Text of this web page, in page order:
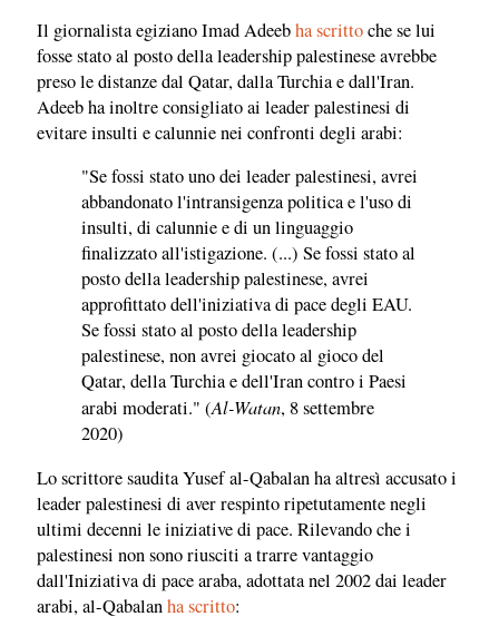
Il giornalista egiziano Imad Adeebha scrittoche se lui
fosse stato al posto della leadership palestinese avrebbe
preso le distanze dal Qatar, dalla Turchia e dall'Iran.
Adeeb ha inoltre consigliato ai leader palestinesi di
evitare insulti e calunnie nei confronti degli arabi:
"Se fossi stato uno dei leader palestinesi, avrei
abbandonato l'intransigenza politica e l'uso di
insulti, di calunnie e di un linguaggio
finalizzato all'istigazione. (...) Se fossi stato al
posto della leadership palestinese, avrei
approfittato dell'iniziativa di pace degli EAU.
Se fossi stato al posto della leadership
palestinese, non avrei giocato al gioco del
Qatar, della Turchia e dell'Iran contro i Paesi
arabi moderati." (Al-Watan, 8 settembre
2020)
Lo scrittore saudita Yusef al-Qabalan ha altresì accusato i
leader palestinesi di aver respinto ripetutamente negli
ultimi decenni le iniziative di pace. Rilevando che i
palestinesi non sono riusciti a trarre vantaggio
dall'Iniziativa di pace araba, adottata nel 2002 dai leader
arabi, al-Qabalanha scritto: